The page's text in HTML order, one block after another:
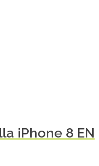
iPhone 8 EN